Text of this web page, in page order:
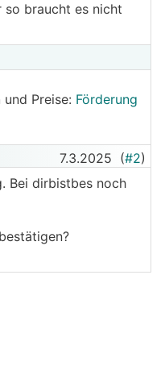
braucht es nicht
Preise: Förderung
7.3.2025 (#2)
Bei dirbistbes noch